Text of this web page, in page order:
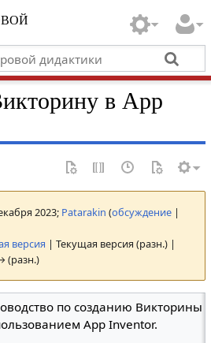
в App
2023; Patarakin (обсуждение|
версия | Текущая версия (разн.) |
(разн.)
по созданию Викторины с
App Inventor.